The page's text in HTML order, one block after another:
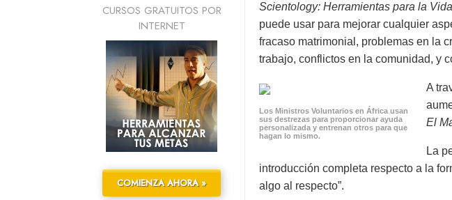
Scientology: Herramientas para la Vida
puede usar para mejorar cualquier
fracaso matrimonial, problemas en la
trabajo, conflictos en la comunidad, y
Los Ministros Voluntarios en África usan
sus destrezas para proporcionar ayuda
personalizada y entrenan otros para que
hagan lo mismo.
A
El
La
introducción completa respecto a la
algo al respecto”.
CURSOS GRATUITOS POR
INTERNET
COMIENZA AHORA »